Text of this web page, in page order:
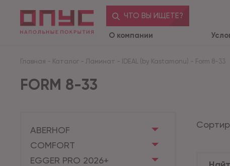
ЧТО ВЫ ИЩЕТЕ?
О компании
Главная - Каталог - Ламинат - IDEAL (by Kastamonu) - Form 8-33
FORM 8-33
ABERHOF
COMFORT
EGGER PRO 2026+